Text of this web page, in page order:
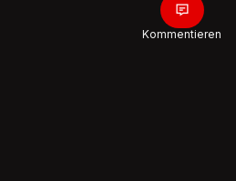
Kommentieren